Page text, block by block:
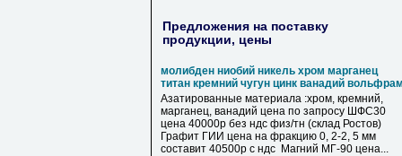
Предложения на поставку
продукции, цены
молибден ниобий никель хром марганец
титан кремний чугун цинк ванадий
Азатированные материала :хром, кремний,
марганец, ванадий цена по запросу ШФС30
цена 40000р без ндс физ/тн (склад Ростов)
Графит ГИИ цена на фракцию 0, 2-2, 5 мм
составит 40500р с ндс Магний МГ-90 цена...